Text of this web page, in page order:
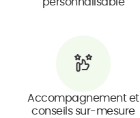
personnalisable
Accompagnement et
conseils sur-mesure